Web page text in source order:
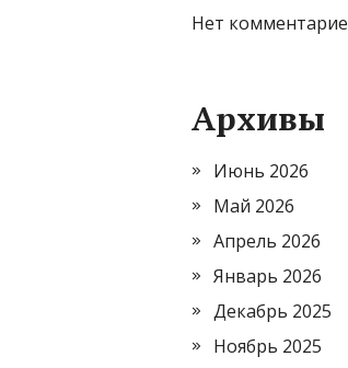
Нет
Архивы
Июнь 2026
Май 2026
Апрель 2026
Январь 2026
Декабрь 2025
Ноябрь 2025